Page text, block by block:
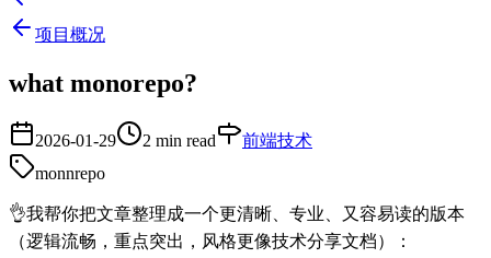
项目概况
what monorepo?
2026-01-29 2 min read
前端技术
monnrepo
👌我帮你把文章整理成一个更清晰、专业、又容易读的版本
（逻辑流畅，重点突出，风格更像技术分享文档）：